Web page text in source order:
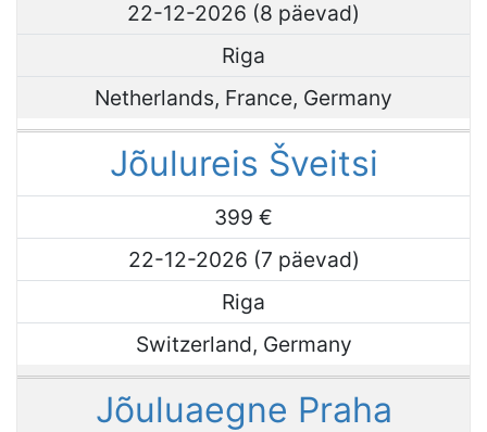
22-12-2026 (8 päevad)
Riga
Netherlands, France, Germany
Jõulureis Šveitsi
399 €
22-12-2026 (7 päevad)
Riga
Switzerland, Germany
Jõuluaegne Praha